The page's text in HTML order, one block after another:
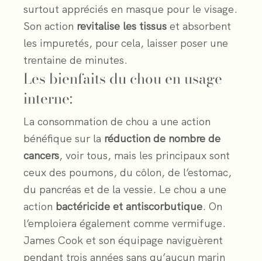
surtout appréciés en masque pour le visage.
Son action revitalise les tissus et absorbent
les impuretés, pour cela, laisser poser une
trentaine de minutes.
Les bienfaits du chou en usage
interne:
La consommation de chou a une action
bénéfique sur la réduction de nombre de
cancers, voir tous, mais les principaux sont
ceux des poumons, du côlon, de l’estomac,
du pancréas et de la vessie. Le chou a une
action bactéricide et antiscorbutique. On
l’emploiera également comme vermifuge.
James Cook et son équipage naviguèrent
pendant trois années sans qu’aucun marin